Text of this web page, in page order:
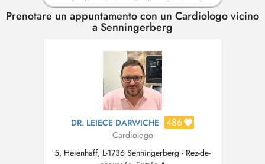
Prenotare un appuntamento con un Cardiologo vicino
a Senningerberg
DR. LEIECE DARWICHE 486
Cardiologo
5, Heienhaff, L-1736 Senningerberg - Rez-de-